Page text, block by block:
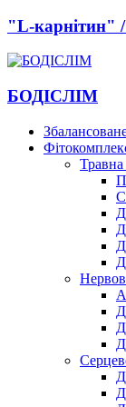
"L-карнітин"
БОДІСЛІМ
Травна